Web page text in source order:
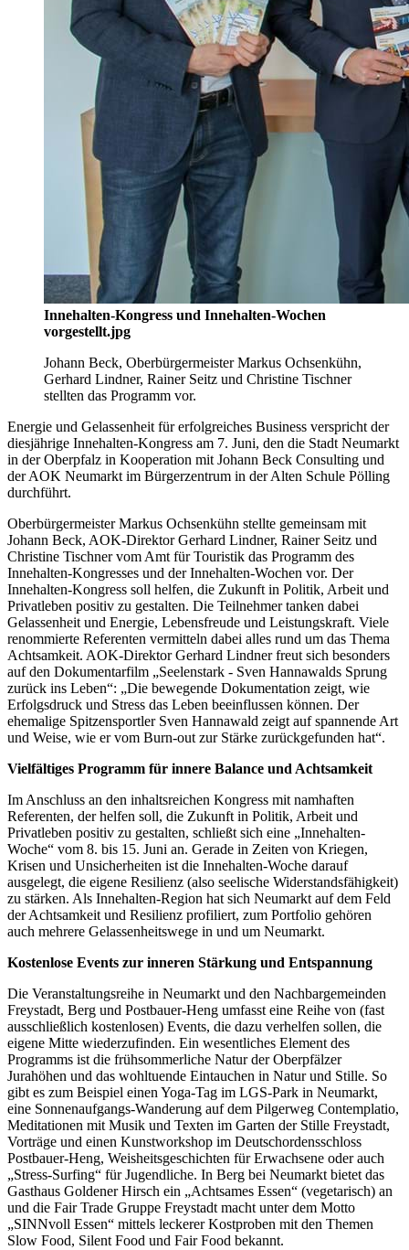
Innehalten-Kongress und Innehalten-Wochen
vorgestellt.jpg
Johann Beck, Oberbürgermeister Markus Ochsenkühn,
Gerhard Lindner, Rainer Seitz und Christine Tischner
stellten das Programm vor.
Energie und Gelassenheit für erfolgreiches Business verspricht der
diesjährige Innehalten-Kongress am 7. Juni, den die Stadt Neumarkt
in der Oberpfalz in Kooperation mit Johann Beck Consulting und
der AOK Neumarkt im Bürgerzentrum in der Alten Schule Pölling
durchführt.
Oberbürgermeister Markus Ochsenkühn stellte gemeinsam mit
Johann Beck, AOK-Direktor Gerhard Lindner, Rainer Seitz und
Christine Tischner vom Amt für Touristik das Programm des
Innehalten-Kongresses und der Innehalten-Wochen vor. Der
Innehalten-Kongress soll helfen, die Zukunft in Politik, Arbeit und
Privatleben positiv zu gestalten. Die Teilnehmer tanken dabei
Gelassenheit und Energie, Lebensfreude und Leistungskraft. Viele
renommierte Referenten vermitteln dabei alles rund um das Thema
Achtsamkeit. AOK-Direktor Gerhard Lindner freut sich besonders
auf den Dokumentarfilm „Seelenstark - Sven Hannawalds Sprung
zurück ins Leben“: „Die bewegende Dokumentation zeigt, wie
Erfolgsdruck und Stress das Leben beeinflussen können. Der
ehemalige Spitzensportler Sven Hannawald zeigt auf spannende Art
und Weise, wie er vom Burn-out zur Stärke zurückgefunden hat“.
Vielfältiges Programm für innere Balance und Achtsamkeit
Im Anschluss an den inhaltsreichen Kongress mit namhaften
Referenten, der helfen soll, die Zukunft in Politik, Arbeit und
Privatleben positiv zu gestalten, schließt sich eine „Innehalten-
Woche“ vom 8. bis 15. Juni an. Gerade in Zeiten von Kriegen,
Krisen und Unsicherheiten ist die Innehalten-Woche darauf
ausgelegt, die eigene Resilienz (also seelische Widerstandsfähigkeit)
zu stärken. Als Innehalten-Region hat sich Neumarkt auf dem Feld
der Achtsamkeit und Resilienz profiliert, zum Portfolio gehören
auch mehrere Gelassenheitswege in und um Neumarkt.
Kostenlose Events zur inneren Stärkung und Entspannung
Die Veranstaltungsreihe in Neumarkt und den Nachbargemeinden
Freystadt, Berg und Postbauer-Heng umfasst eine Reihe von (fast
ausschließlich kostenlosen) Events, die dazu verhelfen sollen, die
eigene Mitte wiederzufinden. Ein wesentliches Element des
Programms ist die frühsommerliche Natur der Oberpfälzer
Jurahöhen und das wohltuende Eintauchen in Natur und Stille. So
gibt es zum Beispiel einen Yoga-Tag im LGS-Park in Neumarkt,
eine Sonnenaufgangs-Wanderung auf dem Pilgerweg Contemplatio,
Meditationen mit Musik und Texten im Garten der Stille Freystadt,
Vorträge und einen Kunstworkshop im Deutschordensschloss
Postbauer-Heng, Weisheitsgeschichten für Erwachsene oder auch
„Stress-Surfing“ für Jugendliche. In Berg bei Neumarkt bietet das
Gasthaus Goldener Hirsch ein „Achtsames Essen“ (vegetarisch) an
und die Fair Trade Gruppe Freystadt macht unter dem Motto
„SINNvoll Essen“ mittels leckerer Kostproben mit den Themen
Slow Food, Silent Food und Fair Food bekannt.